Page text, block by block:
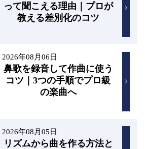
って聞こえる理由｜プロが
教える差別化のコツ
2026年08月06日
鼻歌を録音して作曲に使う
コツ｜3つの手順でプロ級
の楽曲へ
2026年08月05日
リズムから曲を作る方法と